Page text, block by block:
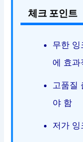
체크 포인트
무한
에 효과
고품질
야 함
저가 잉